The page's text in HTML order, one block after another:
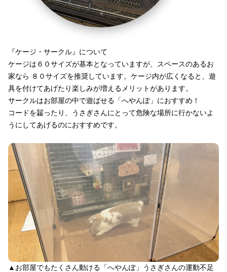
『ケージ・サークル』について
ケージは６０サイズが基本となっていますが、スペースのあるお
家なら ８０サイズを推奨しています。ケージ内が広くなると、遊
具を付けてあげたり楽しみが増えるメリットがあります。
サークルはお部屋の中で遊ばせる「へやんぽ」におすすめ！
コードを齧ったり、うさぎさんにとって危険な場所に行かないよ
うにしてあげるのにおすすめです。
▲お部屋でもたくさん動ける「へやんぽ」うさぎさんの運動不足